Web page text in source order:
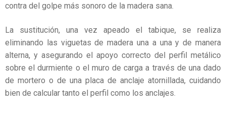
contra del golpe más sonoro de la madera sana.
La sustitución, una vez apeado el tabique, se realiza
eliminando las viguetas de madera una a una y de manera
alterna, y asegurando el apoyo correcto del perfil metálico
sobre el durmiente o el muro de carga a través de una dado
de mortero o de una placa de anclaje atornillada, cuidando
bien de calcular tanto el perfil como los anclajes.